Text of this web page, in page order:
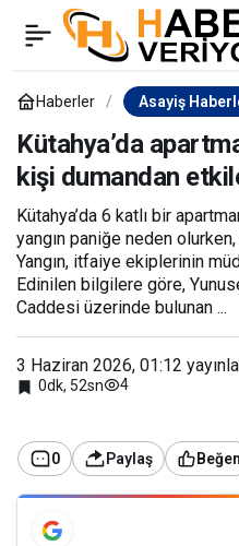
Haberler Asayiş
Kütahya’da
kişi dumandan
Kütahya’da 6 katlı bir
yangın paniğe neden
Yangın, itfaiye ekiplerinin
Edinilen bilgilere göre,
Caddesi üzerinde bulunan ...
3 Haziran 2026, 01:12
0dk, 52sn 4
0 Paylaş Beğen
8 kişiye mezar olan
otobüsün enkazı
yediemin deposuna
çekildi